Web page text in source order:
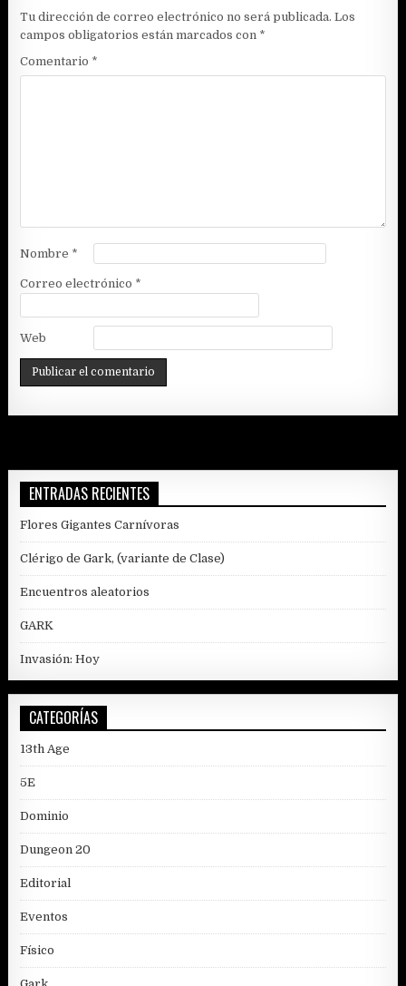
Tu dirección de correo electrónico no será publicada. Los
campos obligatorios están marcados con *
Comentario *
Nombre *
Correo electrónico *
Web
ENTRADAS RECIENTES
Flores Gigantes Carnívoras
Clérigo de Gark, (variante de Clase)
Encuentros aleatorios
GARK
Invasión: Hoy
CATEGORÍAS
13th Age
5E
Dominio
Dungeon 20
Editorial
Eventos
Físico